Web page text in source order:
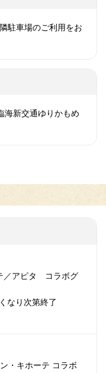
駐車場のご利用をお
海新交通ゆりかもめ
／アピタ コラボグ
なり次第終了
・キホーテ コラボ